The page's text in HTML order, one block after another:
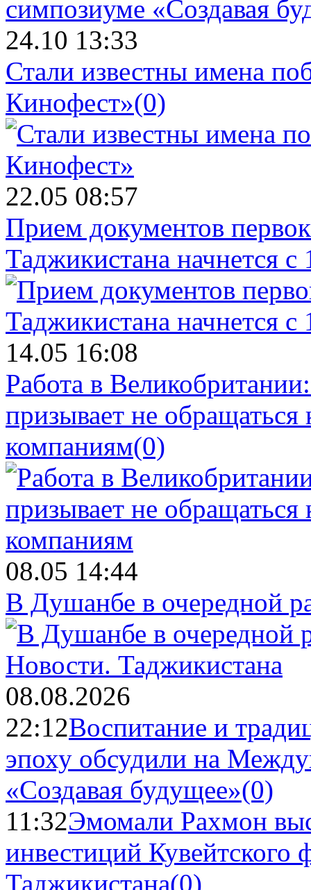
24.10 13:33
Стали известны имена
Кинофест»(0)
22.05 08:57
Прием документов
Таджикистана начнется с
14.05 16:08
Работа в
призывает не
компаниям(0)
08.05 14:44
В Душанбе в очередной
Новости. Таджикистана
08.08.2026
22:12Воспитание и
эпоху обсудили на
«Создавая будущее»(0)
11:32Эмомали Рахмон
инвестиций Кувейтского
Таджикистана(0)